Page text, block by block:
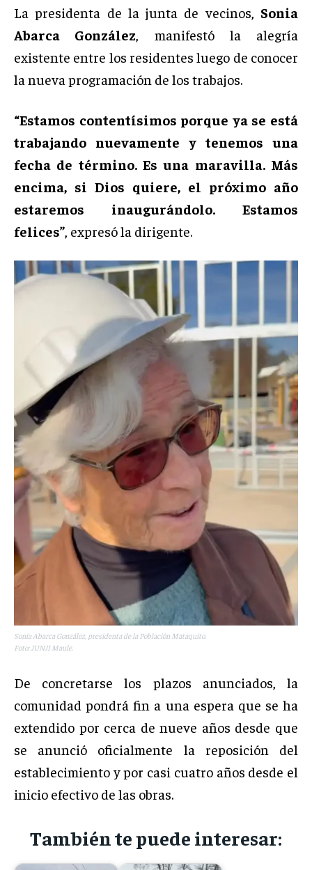
La presidenta de la junta de vecinos, Sonia
Abarca González, manifestó la alegría
existente entre los residentes luego de conocer
la nueva programación de los trabajos.
“Estamos contentísimos porque ya se está
trabajando nuevamente y tenemos una
fecha de término. Es una maravilla. Más
encima, si Dios quiere, el próximo año
estaremos inaugurándolo. Estamos
felices”, expresó la dirigente.
Sonia Abarca González, presidenta de la Población Mataquito.
Foto: JUNJI Maule.
De concretarse los plazos anunciados, la
comunidad pondrá fin a una espera que se ha
extendido por cerca de nueve años desde que
se anunció oficialmente la reposición del
establecimiento y por casi cuatro años desde el
inicio efectivo de las obras.
También te puede interesar: